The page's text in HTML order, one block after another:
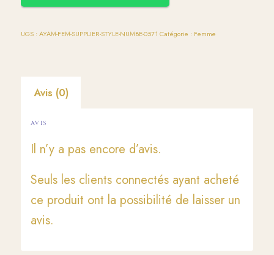
UGS : AYAM-FEM-SUPPLIER-STYLE-NUMBE-0571 Catégorie : Femme
Avis (0)
AVIS
Il n’y a pas encore d’avis.
Seuls les clients connectés ayant acheté
ce produit ont la possibilité de laisser un
avis.